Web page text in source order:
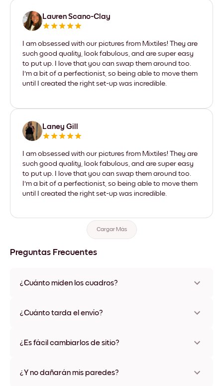
Lauren Scano-Clay
I am obsessed with our pictures from Mixtiles! They are
such good quality, look fabulous, and are super easy
to put up. I love that you can swap them around too.
I'm a bit of a perfectionist, so being able to move them
until I created the right set-up was incredible.
Laney Gill
I am obsessed with our pictures from Mixtiles! They are
such good quality, look fabulous, and are super easy
to put up. I love that you can swap them around too.
I'm a bit of a perfectionist, so being able to move them
until I created the right set-up was incredible.
Cargar Más
Preguntas Frecuentes
¿Cuánto miden los cuadros?
varios materiales y colores de marco, incluidas opciones sin
¿Cuánto tarda el envío?
disponibles en algunos países. Te enviaremos un número de
¿Es fácil cambiarlos de sitio?
ningún daño
¿Y no dañarán mis paredes?